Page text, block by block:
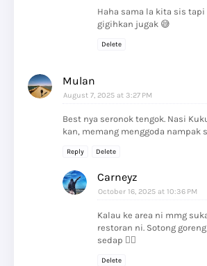
Haha sama la kita sis tapi
gigihkan jugak 😅
Delete
Mulan
August 7, 2025 at 3:27 PM
Best nya seronok tengok. Nasi
kan, memang menggoda nampak
Reply Delete
Carneyz
October 16, 2025 at 10:36 PM
Kalau ke area ni mmg
restoran ni. Sotong
sedap 👍🏻
Delete